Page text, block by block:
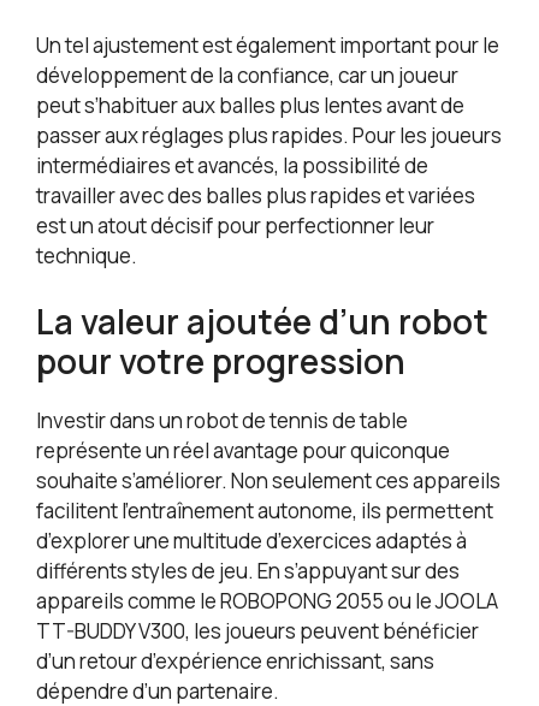
Un tel ajustement est également important pour le
développement de la confiance, car un joueur
peut s’habituer aux balles plus lentes avant de
passer aux réglages plus rapides. Pour les joueurs
intermédiaires et avancés, la possibilité de
travailler avec des balles plus rapides et variées
est un atout décisif pour perfectionner leur
technique.
La valeur ajoutée d’un robot
pour votre progression
Investir dans un robot de tennis de table
représente un réel avantage pour quiconque
souhaite s’améliorer. Non seulement ces appareils
facilitent l’entraînement autonome, ils permettent
d’explorer une multitude d’exercices adaptés à
différents styles de jeu. En s’appuyant sur des
appareils comme le ROBOPONG 2055 ou le JOOLA
TT-BUDDY V300, les joueurs peuvent bénéficier
d’un retour d’expérience enrichissant, sans
dépendre d’un partenaire.